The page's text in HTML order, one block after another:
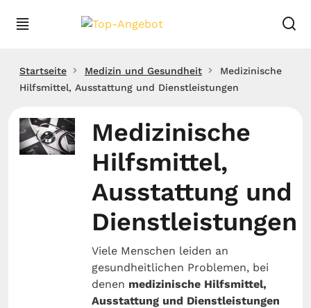
Startseite Medizin und Gesundheit
Medizinische
Hilfsmittel, Ausstattung und Dienstleistungen
Medizinische
Hilfsmittel,
Ausstattung und
Dienstleistungen
Viele Menschen leiden an
gesundheitlichen Problemen, bei
denen medizinische Hilfsmittel,
Ausstattung und Dienstleistungen